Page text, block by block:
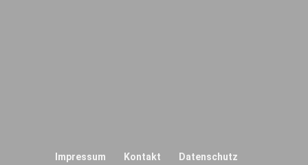
Impressum Kontakt Datenschutz